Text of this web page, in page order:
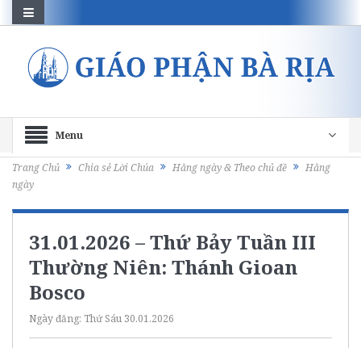
Menu
Trang Chủ Chia sẻ Lời Chúa Hằng ngày & Theo chủ đề
Hằng
ngày
31.01.2026 – Thứ Bảy Tuần III
Thường Niên: Thánh Gioan
Bosco
Ngày đăng: Thứ Sáu 30.01.2026